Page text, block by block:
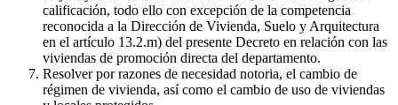
calificación, todo ello con excepción de la competencia
reconocida a la Dirección de Vivienda, Suelo y Arquitectura
en el artículo 13.2.m) del presente Decreto en relación con las
viviendas de promoción directa del departamento.
Resolver por razones de necesidad notoria, el cambio de
régimen de vivienda, así como el cambio de uso de viviendas